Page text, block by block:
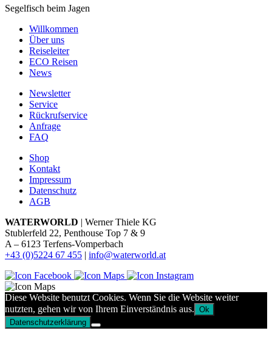
Segelfisch beim Jagen
Willkommen
Über uns
Reiseleiter
ECO Reisen
News
Newsletter
Service
Rückrufservice
Anfrage
FAQ
Shop
Kontakt
Impressum
Datenschutz
AGB
WATERWORLD | Werner Thiele KG
Stublerfeld 22, Penthouse Top 7 & 9
A – 6123 Terfens-Vomperbach
+43 (0)5224 67 455 | info@waterworld.at
Diese Website benutzt Cookies. Wenn Sie die Website weiter
nutzten, gehen wir von Ihrem Einverständnis aus. Ok
Datenschutzerklärung